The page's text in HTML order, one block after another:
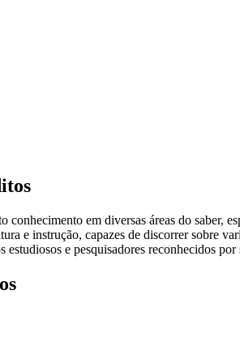
conhecimento em diversas áreas do saber,
e instrução, capazes de discorrer sobre
estudiosos e pesquisadores reconhecidos